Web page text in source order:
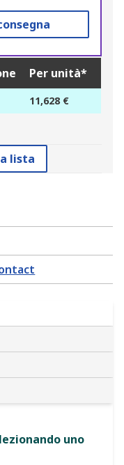
Per unità*
11,628 €
lista
uno